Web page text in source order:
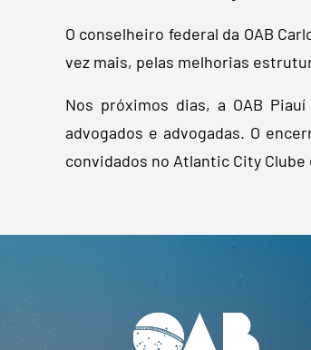
O conselheiro federal da OAB
vez mais, pelas melhorias
Nos próximos dias, a OAB
advogados e advogadas. O
convidados no Atlantic City Clube